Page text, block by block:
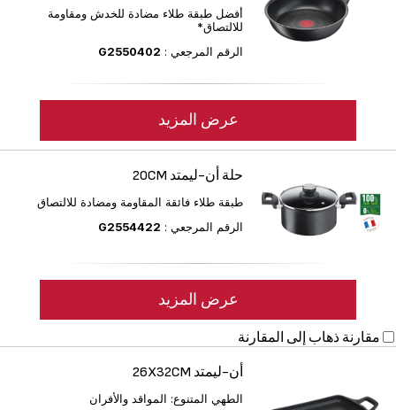
أفضل طبقة طلاء مضادة للخدش ومقاومة
للالتصاق*
الرقم المرجعي : G2550402
عرض المزيد
حلة أن-ليمتد 20CM
طبقة طلاء فائقة المقاومة ومضادة للالتصاق
الرقم المرجعي : G2554422
عرض المزيد
مقارنة ذهاب إلى المقارنة
أن-ليمتد 26X32CM
الطهي المتنوع: المواقد والأفران